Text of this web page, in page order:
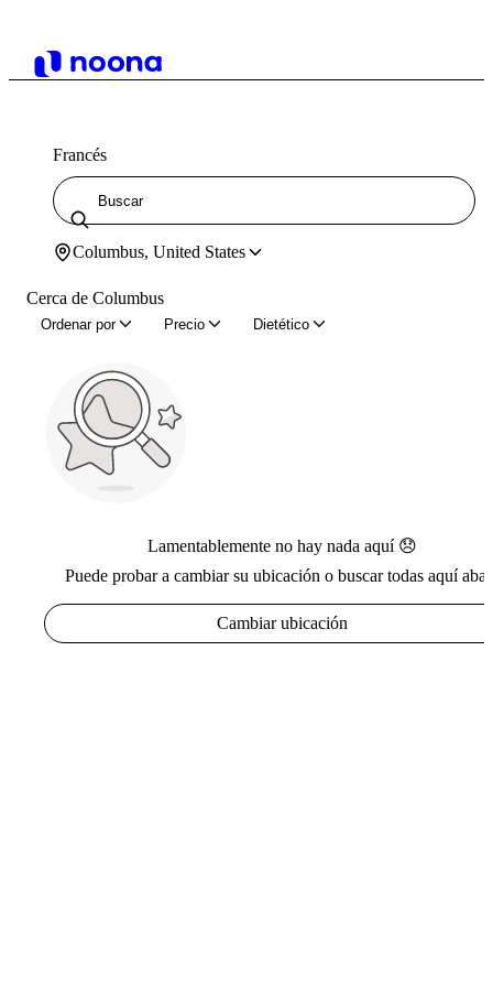
Francés
Columbus, United States
Cerca de Columbus
Ordenar por Precio Dietético
Lamentablemente no hay nada aquí 😞
Puede probar a cambiar su ubicación o buscar todas aquí
Cambiar ubicación